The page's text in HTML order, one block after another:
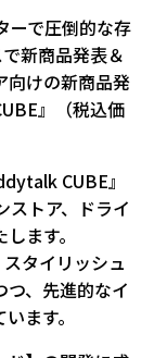
ーで圧倒的な存
新商品発表＆
向けの新商品発
』（税込価
CUBE』
ストア、ドライ
ます。
タイリッシュ
、先進的なイ
ます。